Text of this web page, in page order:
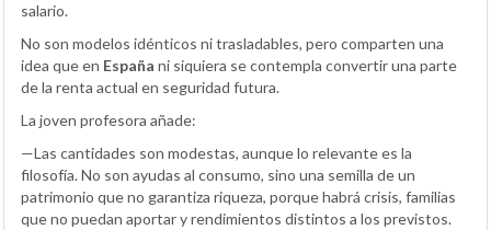
salario.
No son modelos idénticos ni trasladables, pero comparten una
idea que en España ni siquiera se contempla convertir una parte
de la renta actual en seguridad futura.
La joven profesora añade:
—Las cantidades son modestas, aunque lo relevante es la
filosofía. No son ayudas al consumo, sino una semilla de un
patrimonio que no garantiza riqueza, porque habrá crisis, familias
que no puedan aportar y rendimientos distintos a los previstos.